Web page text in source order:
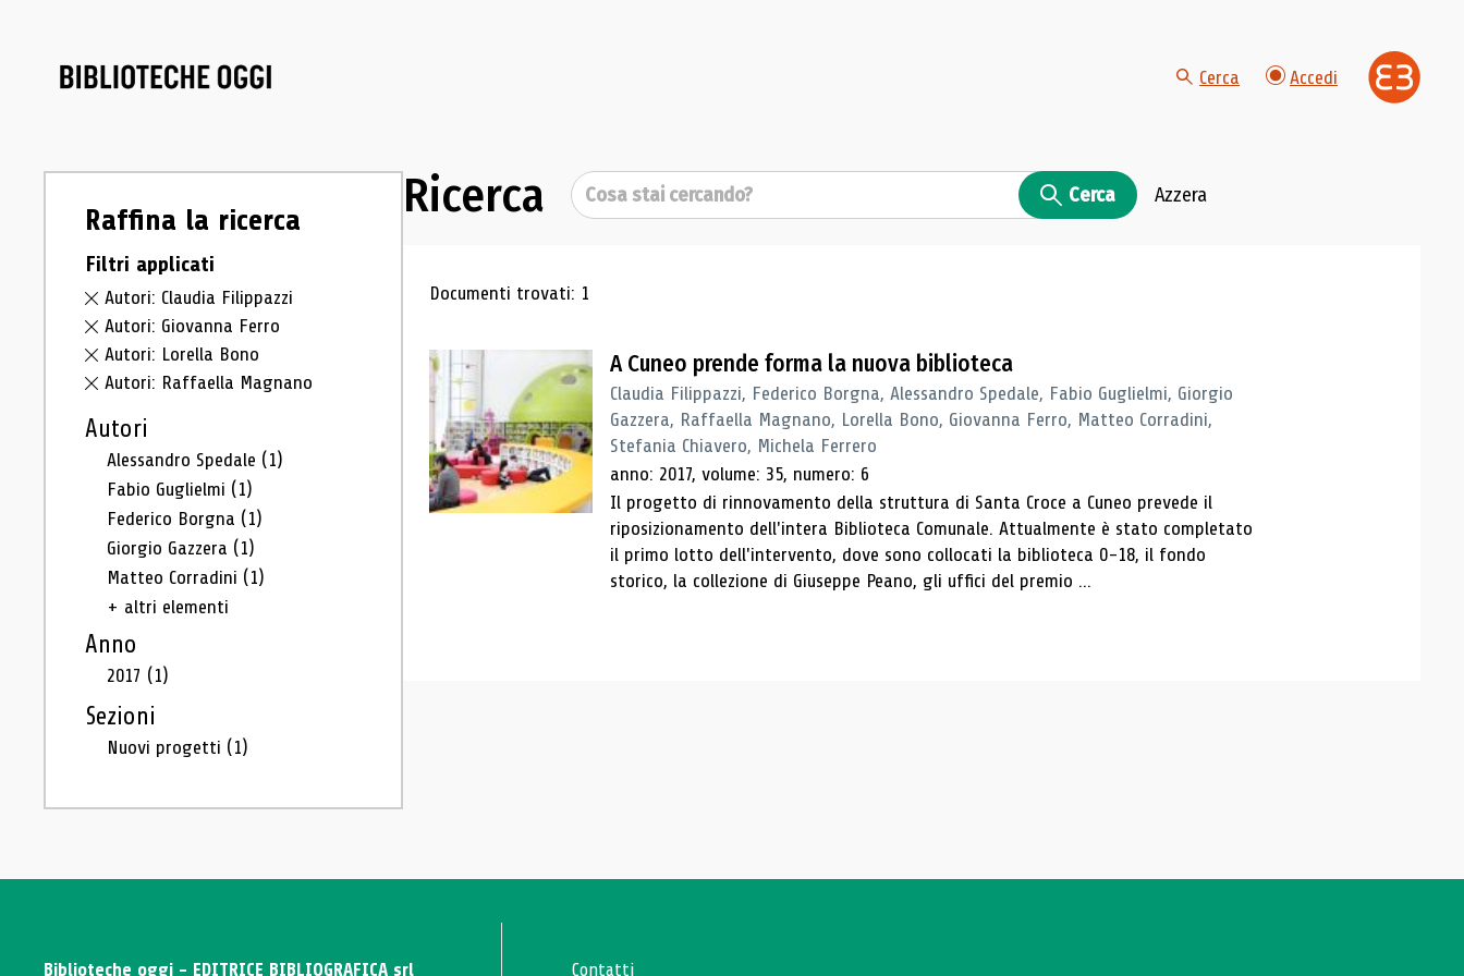
Cerca Accedi
Raffina la ricerca
Filtri applicati
Autori: Claudia Filippazzi
Autori: Giovanna Ferro
Autori: Lorella Bono
Autori: Raffaella Magnano
Autori
Alessandro Spedale (1)
Fabio Guglielmi (1)
Federico Borgna (1)
Giorgio Gazzera (1)
Matteo Corradini (1)
+ altri elementi
Anno
2017 (1)
Sezioni
Nuovi progetti (1)
Ricerca Cerca Cerca Azzera
Risultati di ricerca
Documenti trovati: 1
A Cuneo prende forma la nuova biblioteca
Claudia Filippazzi, Federico Borgna, Alessandro Spedale, Fabio Guglielmi, Giorgio
Gazzera, Raffaella Magnano, Lorella Bono, Giovanna Ferro, Matteo Corradini,
Stefania Chiavero, Michela Ferrero
anno: 2017, volume: 35, numero: 6
Il progetto di rinnovamento della struttura di Santa Croce a Cuneo prevede il
riposizionamento dell'intera Biblioteca Comunale. Attualmente è stato completato
il primo lotto dell'intervento, dove sono collocati la biblioteca 0-18, il fondo
storico, la collezione di Giuseppe Peano, gli uffici del premio ...
Biblioteche oggi - EDITRICE BIBLIOGRAFICA srl Contatti